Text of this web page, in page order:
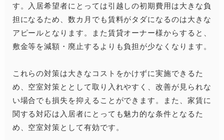
す。入居希望者にとっては引越しの初期費用は大きな負
担になるため、数カ月でも賃料がタダになるのは大きな
アピールとなります。また賃貸オーナー様からすると、
敷金等を減額・廃止するよりも負担が少なくなります。
これらの対策は大きなコストをかけずに実施できるた
め、空室対策ととして取り入れやすく、改善が見られな
い場合でも損失を抑えることができます。また、家賃に
関する対応は入居者にとっても魅力的な条件となるた
め、空室対策として有効です。